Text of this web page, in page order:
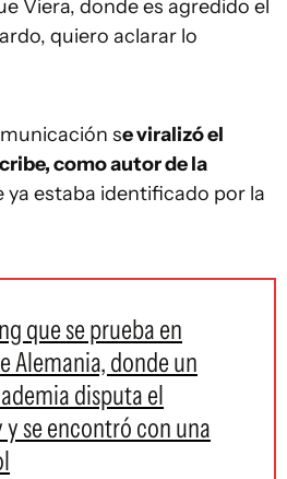
Viera, donde es agredido el
quiero aclarar lo
se viralizó el
como autor de la
ya estaba identificado por la
que se prueba en
Alemania, donde un
disputa el
y se encontró con una